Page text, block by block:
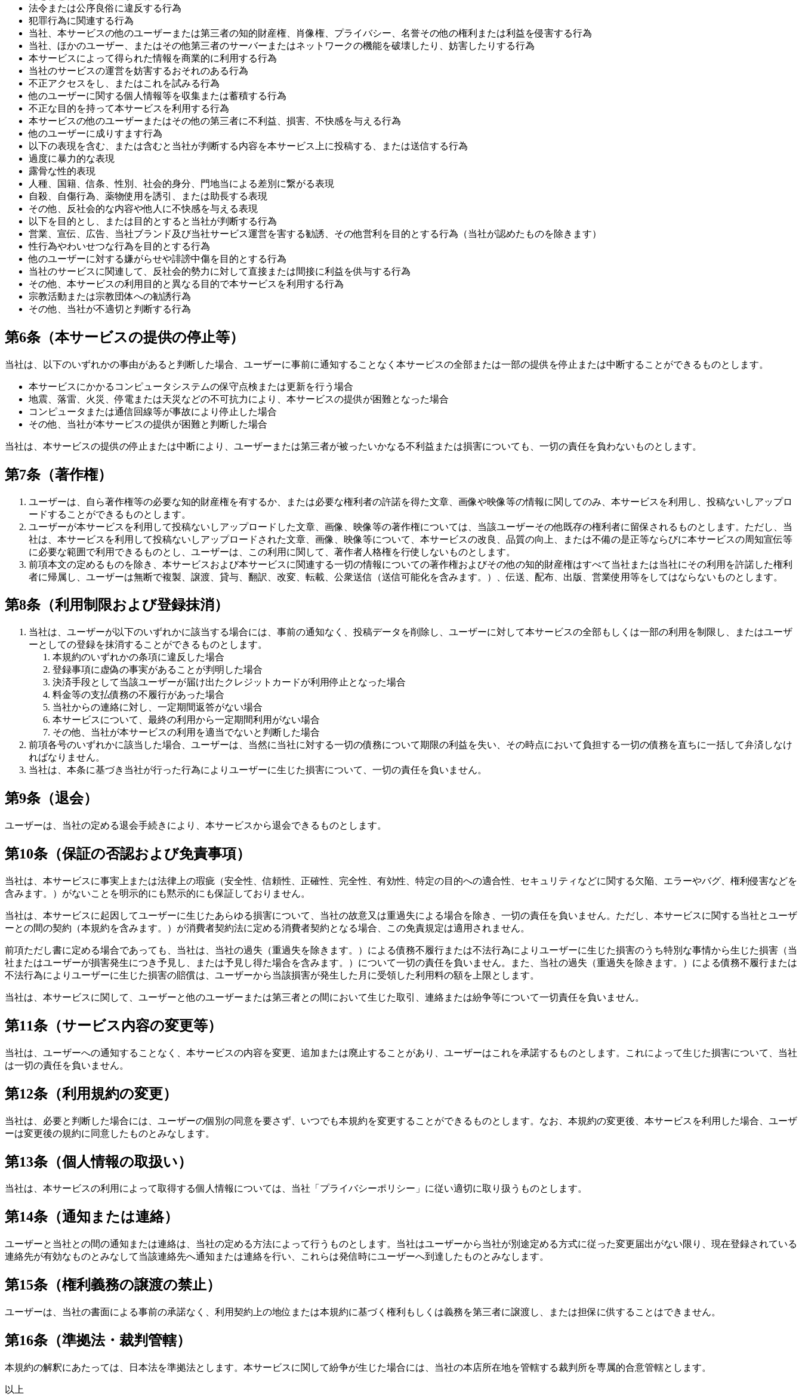
法令または公序良俗に違反する行為
犯罪行為に関連する行為
当社、本サービスの他のユーザーまたは第三者の知的財産権、肖像権、プライバシー、名誉その他の権利または利益を侵害する行為
当社、ほかのユーザー、またはその他第三者のサーバーまたはネットワークの機能を破壊したり、妨害したりする行為
本サービスによって得られた情報を商業的に利用する行為
当社のサービスの運営を妨害するおそれのある行為
不正アクセスをし、またはこれを試みる行為
他のユーザーに関する個人情報等を収集または蓄積する行為
不正な目的を持って本サービスを利用する行為
本サービスの他のユーザーまたはその他の第三者に不利益、損害、不快感を与える行為
他のユーザーに成りすます行為
以下の表現を含む、または含むと当社が判断する内容を本サービス上に投稿する、または送信する行為
過度に暴力的な表現
露骨な性的表現
人種、国籍、信条、性別、社会的身分、門地当による差別に繋がる表現
自殺、自傷行為、薬物使用を誘引、または助長する表現
その他、反社会的な内容や他人に不快感を与える表現
以下を目的とし、または目的とすると当社が判断する行為
営業、宣伝、広告、当社ブランド及び当社サービス運営を害する勧誘、その他営利を目的とする行為（当社が認めたものを除きます）
性行為やわいせつな行為を目的とする行為
他のユーザーに対する嫌がらせや誹謗中傷を目的とする行為
当社のサービスに関連して、反社会的勢力に対して直接または間接に利益を供与する行為
その他、本サービスの利用目的と異なる目的で本サービスを利用する行為
宗教活動または宗教団体への勧誘行為
その他、当社が不適切と判断する行為
第6条（本サービスの提供の停止等）
当社は、以下のいずれかの事由があると判断した場合、ユーザーに事前に通知することなく本サービスの全部または一部の提供を停止または中断することができるものとします。
本サービスにかかるコンピュータシステムの保守点検または更新を行う場合
地震、落雷、火災、停電または天災などの不可抗力により、本サービスの提供が困難となった場合
コンピュータまたは通信回線等が事故により停止した場合
その他、当社が本サービスの提供が困難と判断した場合
当社は、本サービスの提供の停止または中断により、ユーザーまたは第三者が被ったいかなる不利益または損害についても、一切の責任を負わないものとします。
第7条（著作権）
ユーザーは、自ら著作権等の必要な知的財産権を有するか、または必要な権利者の許諾を得た文章、画像や映像等の情報に関してのみ、本サービスを利用し、投稿ないしアップロ
ードすることができるものとします。
ユーザーが本サービスを利用して投稿ないしアップロードした文章、画像、映像等の著作権については、当該ユーザーその他既存の権利者に留保されるものとします。ただし、当
社は、本サービスを利用して投稿ないしアップロードされた文章、画像、映像等について、本サービスの改良、品質の向上、または不備の是正等ならびに本サービスの周知宣伝等
に必要な範囲で利用できるものとし、ユーザーは、この利用に関して、著作者人格権を行使しないものとします。
前項本文の定めるものを除き、本サービスおよび本サービスに関連する一切の情報についての著作権およびその他の知的財産権はすべて当社または当社にその利用を許諾した権利
者に帰属し、ユーザーは無断で複製、譲渡、貸与、翻訳、改変、転載、公衆送信（送信可能化を含みます。）、伝送、配布、出版、営業使用等をしてはならないものとします。
第8条（利用制限および登録抹消）
当社は、ユーザーが以下のいずれかに該当する場合には、事前の通知なく、投稿データを削除し、ユーザーに対して本サービスの全部もしくは一部の利用を制限し、またはユーザ
ーとしての登録を抹消することができるものとします。
本規約のいずれかの条項に違反した場合
登録事項に虚偽の事実があることが判明した場合
決済手段として当該ユーザーが届け出たクレジットカードが利用停止となった場合
料金等の支払債務の不履行があった場合
当社からの連絡に対し、一定期間返答がない場合
本サービスについて、最終の利用から一定期間利用がない場合
その他、当社が本サービスの利用を適当でないと判断した場合
前項各号のいずれかに該当した場合、ユーザーは、当然に当社に対する一切の債務について期限の利益を失い、その時点において負担する一切の債務を直ちに一括して弁済しなけ
ればなりません。
当社は、本条に基づき当社が行った行為によりユーザーに生じた損害について、一切の責任を負いません。
第9条（退会）
ユーザーは、当社の定める退会手続きにより、本サービスから退会できるものとします。
第10条（保証の否認および免責事項）
当社は、本サービスに事実上または法律上の瑕疵（安全性、信頼性、正確性、完全性、有効性、特定の目的への適合性、セキュリティなどに関する欠陥、エラーやバグ、権利侵害などを
含みます。）がないことを明示的にも黙示的にも保証しておりません。
当社は、本サービスに起因してユーザーに生じたあらゆる損害について、当社の故意又は重過失による場合を除き、一切の責任を負いません。ただし、本サービスに関する当社とユーザ
ーとの間の契約（本規約を含みます。）が消費者契約法に定める消費者契約となる場合、この免責規定は適用されません。
前項ただし書に定める場合であっても、当社は、当社の過失（重過失を除きます。）による債務不履行または不法行為によりユーザーに生じた損害のうち特別な事情から生じた損害（当
社またはユーザーが損害発生につき予見し、または予見し得た場合を含みます。）について一切の責任を負いません。また、当社の過失（重過失を除きます。）による債務不履行または
不法行為によりユーザーに生じた損害の賠償は、ユーザーから当該損害が発生した月に受領した利用料の額を上限とします。
当社は、本サービスに関して、ユーザーと他のユーザーまたは第三者との間において生じた取引、連絡または紛争等について一切責任を負いません。
第11条（サービス内容の変更等）
当社は、ユーザーへの通知することなく、本サービスの内容を変更、追加または廃止することがあり、ユーザーはこれを承諾するものとします。これによって生じた損害について、当社
は一切の責任を負いません。
第12条（利用規約の変更）
当社は、必要と判断した場合には、ユーザーの個別の同意を要さず、いつでも本規約を変更することができるものとします。なお、本規約の変更後、本サービスを利用した場合、ユーザ
ーは変更後の規約に同意したものとみなします。
第13条（個人情報の取扱い）
当社は、本サービスの利用によって取得する個人情報については、当社「プライバシーポリシー」に従い適切に取り扱うものとします。
第14条（通知または連絡）
ユーザーと当社との間の通知または連絡は、当社の定める方法によって行うものとします。当社はユーザーから当社が別途定める方式に従った変更届出がない限り、現在登録されている
連絡先が有効なものとみなして当該連絡先へ通知または連絡を行い、これらは発信時にユーザーへ到達したものとみなします。
第15条（権利義務の譲渡の禁止）
ユーザーは、当社の書面による事前の承諾なく、利用契約上の地位または本規約に基づく権利もしくは義務を第三者に譲渡し、または担保に供することはできません。
第16条（準拠法・裁判管轄）
本規約の解釈にあたっては、日本法を準拠法とします。本サービスに関して紛争が生じた場合には、当社の本店所在地を管轄する裁判所を専属的合意管轄とします。
以上